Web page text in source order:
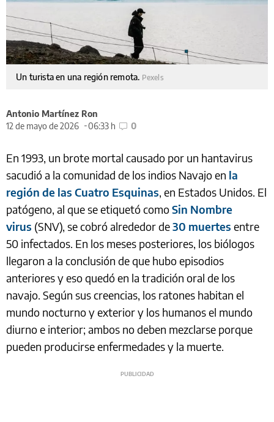
Un turista en una región remota. Pexels
Antonio Martínez Ron
12 de mayo de 2026
06:33 h 0
En 1993, un brote mortal causado por un hantavirus
sacudió a la comunidad de los indios Navajo en la
región de las Cuatro Esquinas, en Estados Unidos. El
patógeno, al que se etiquetó comoSin Nombre
virus (SNV), se cobró alrededor de30 muertes entre
50 infectados. En los meses posteriores, los biólogos
llegaron a la conclusión de que hubo episodios
anteriores y eso quedó en la tradición oral de los
navajo. Según sus creencias, los ratones habitan el
mundo nocturno y exterior y los humanos el mundo
diurno e interior; ambos no deben mezclarse porque
pueden producirse enfermedades y la muerte.